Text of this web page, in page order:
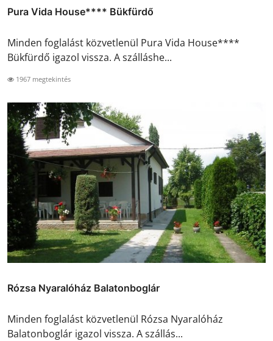
Pura Vida House**** Bükfürdő
Minden foglalást közvetlenül Pura Vida House****
Bükfürdő igazol vissza. A szálláshe...
1967 megtekintés
Rózsa Nyaralóház Balatonboglár
Minden foglalást közvetlenül Rózsa Nyaralóház
Balatonboglár igazol vissza. A szállás...